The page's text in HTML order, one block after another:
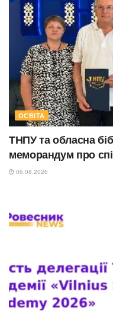
ОСВІТА
ТНПУ та обласна
меморандум про
06.08.2026